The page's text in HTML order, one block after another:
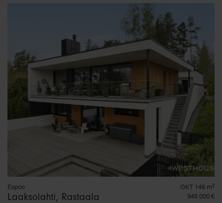
Espoo
Laaksolahti, Rastaala
OKT 146 m²
945 000 €